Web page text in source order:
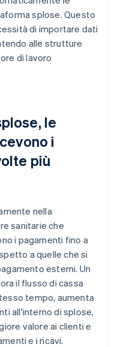
splose. Questo
di importare dati
alle strutture
di lavoro
le
i
più
nella
sanitarie che
i pagamenti fino a
a quelle che si
esterni. Un
il flusso di cassa
tempo, aumenta
all'interno di splose,
valore ai clienti e
e i ricavi.